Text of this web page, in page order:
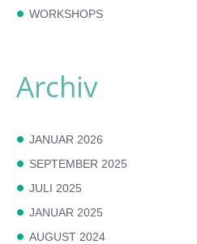
WORKSHOPS
Archiv
JANUAR 2026
SEPTEMBER 2025
JULI 2025
JANUAR 2025
AUGUST 2024